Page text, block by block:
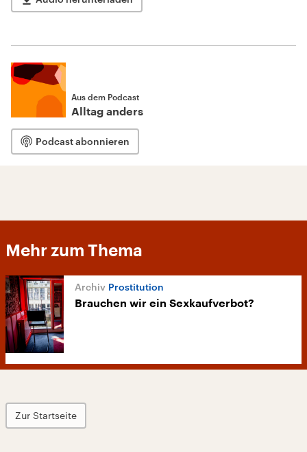
Aus dem Podcast
Alltag anders
Podcast abonnieren
Mehr zum Thema
Prostitution
Brauchen wir ein Sexkaufverbot?
Zur Startseite